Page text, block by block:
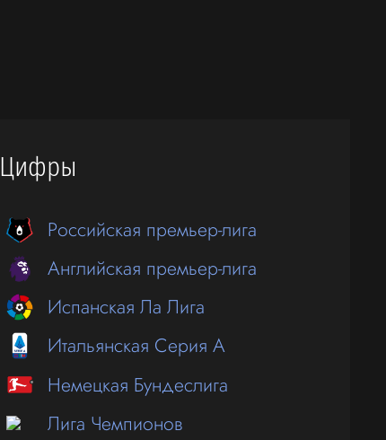
Цифры
Российская премьер-лига
Английская премьер-лига
Испанская Ла Лига
Итальянская Серия А
Немецкая Бундеслига
Лига Чемпионов